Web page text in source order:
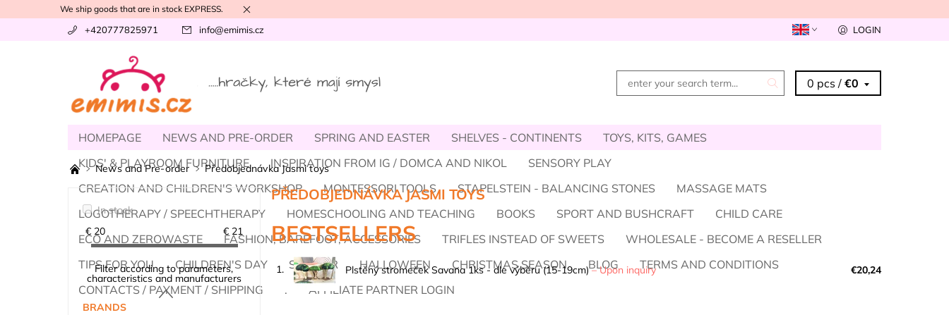
We ship goods that are in stock EXPRESS.
+420777825971 info@emimis.cz LOGIN
0 pcs /€0
HOMEPAGE NEWS AND PRE-ORDER SPRING AND EASTER SHELVES - CONTINENTS
TOYS, KITS, GAMES
KIDS' & PLAYROOM FURNITURE
INSPIRATION FROM IG / DOMCA AND NIKOL
SENSORY PLAY
CREATION AND CHILDREN'S WORKSHOP
MONTESSORI TOOLS STAPELSTEIN - BALANCING STONES
MASSAGE MATS
LOGOTHERAPY / SPEECHTHERAPY
HOMESCHOOLING AND TEACHING BOOKS SPORT AND BUSHCRAFT
CHILD CARE
ECO AND ZEROWASTE
FASHION, BAREFOOT, ACCESSORIES TRIFLES INSTEAD OF SWEETS
WHOLESALE - BECOME A RESELLER
TIPS FOR YOU
CHILDREN'S DAY SUMMER HALLOWEEN CHRISTMAS SEASON BLOG
TERMS AND CONDITIONS
CONTACTS / PAYMENT / SHIPPING
. AFFILIATE PARTNER LOGIN
News and Pre-order Předobjednávka Jasmi toys
PŘEDOBJEDNÁVKA JASMI TOYS
BESTSELLERS
1. Plstěný stromeček Savana 1ks - dle výběru (15-19cm)–Upon inquiry €20,24
In stock
€ 20 € 21
Filter according to parameters,
characteristics and manufacturers
BRANDS